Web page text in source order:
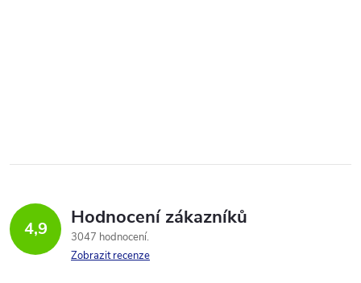
4,9 Hodnocení zákazníků
3047 hodnocení
Zobrazit recenze